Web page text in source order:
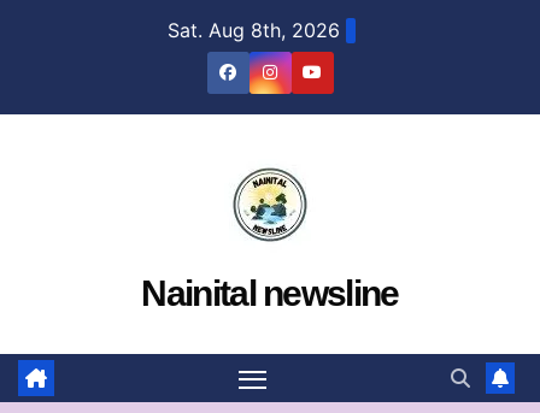
Sat. Aug 8th, 2026
Nainital newsline